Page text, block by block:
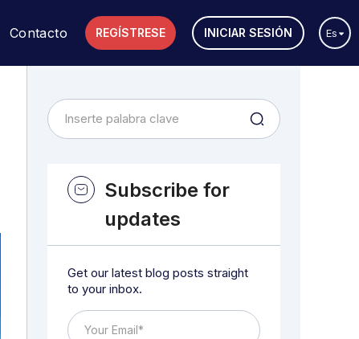
REGÍSTRESE INICIAR SESIÓN Es
Contacto
Subscribe for
updates
Get our latest blog posts straight
to your inbox.